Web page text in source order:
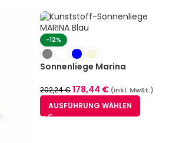
-12%
Sonnenliege Marina
202,24€178,44 € (inkl. MwSt.)
AUSFÜHRUNG WÄHLEN